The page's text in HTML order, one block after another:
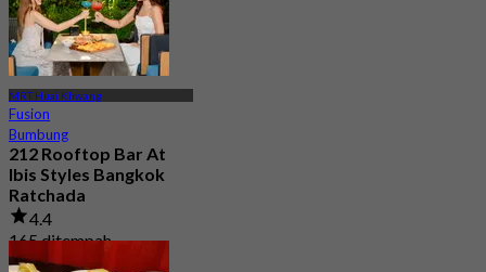
MRT Huai Khwang
Fusion
Bumbung
212 Rooftop Bar At
Ibis Styles Bangkok
Ratchada
4.4
165 ditempah
Dari฿ 499.75